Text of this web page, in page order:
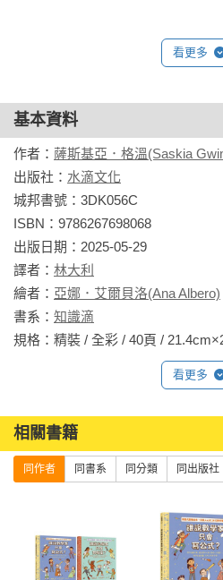
尋之旅，學習歷程從小開始！獻給
★附線上學習單：掃描書中QR
作為師生與親子共讀參考之用。
書籍類型    童書／繪本
適讀年齡    3～8歲
學習領域    綜合活動
議　　題    生涯規劃教育
關  鍵  字   自我成長、自我認同、
業探索
※談數學沒數學？談科學沒科學？
驚訝食衣住行育樂都離不開數學與
盧俊良 岳明國中小自然老師、FB
看更多
基本資料
作者： 薩斯基亞．格溫(Saskia
出版社： 水滴文化
城邦書號：3DK056C
ISBN：9786267698068
出版日期：2025-05-29
譯者： 林大利
繪者： 亞娜．艾爾貝洛(Ana Albero)
書系： 知識滴
規格：精裝 / 全彩 / 40頁 /
看更多
相關書籍
同作者 同書系 同分類 同出版社